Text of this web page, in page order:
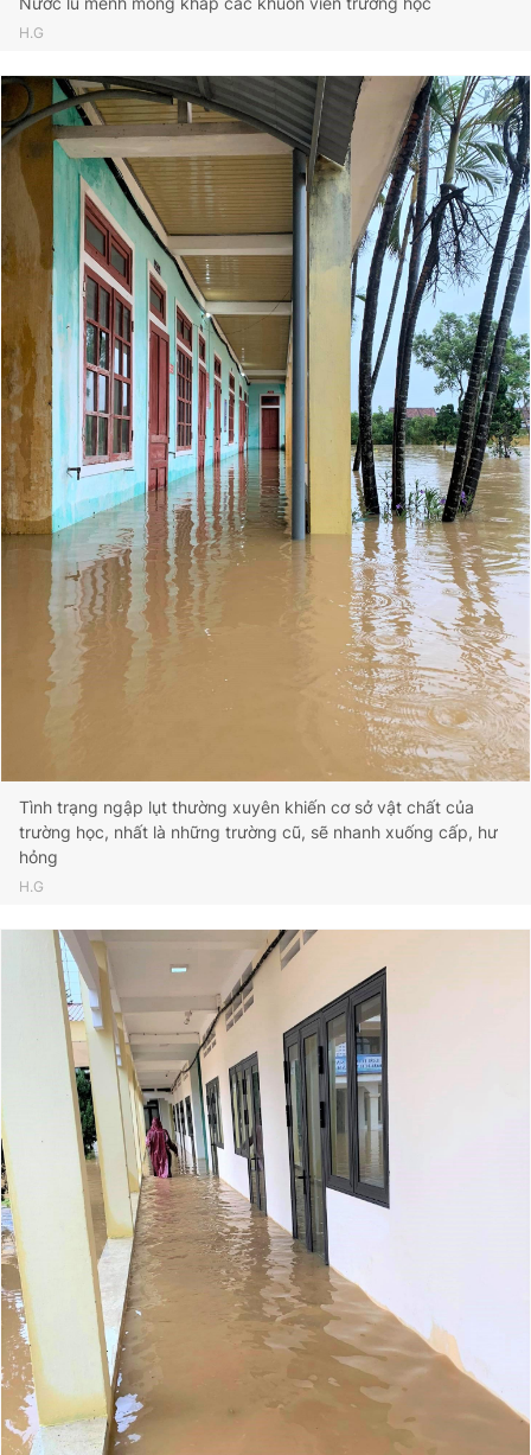
H.G
Tình trạng ngập lụt thường xuyên khiến cơ sở vật chất của
trường học, nhất là những trường cũ, sẽ nhanh xuống cấp, hư
hỏng
H.G